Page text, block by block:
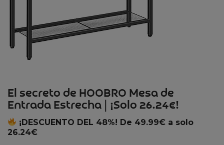
El secreto de HOOBRO Mesa de
Entrada Estrecha | ¡Solo 26.24€!
¡DESCUENTO DEL 48%! De 49.99€ a solo
26.24€